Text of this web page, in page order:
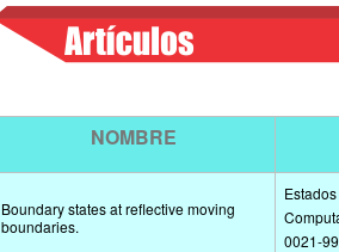
NOMBRE
Boundary states at reflective moving
boundaries.
0021-